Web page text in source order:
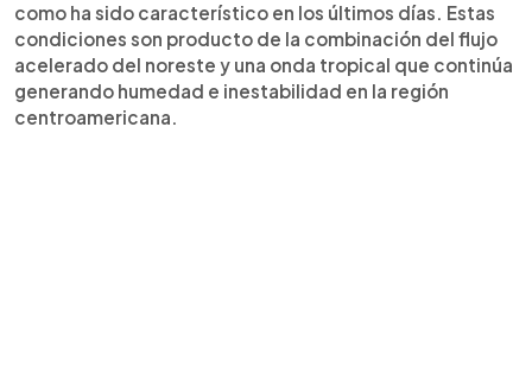
como ha sido característico en los últimos días. Estas
condiciones son producto de la combinación del flujo
acelerado del noreste y una onda tropical que continúa
generando humedad e inestabilidad en la región
centroamericana.